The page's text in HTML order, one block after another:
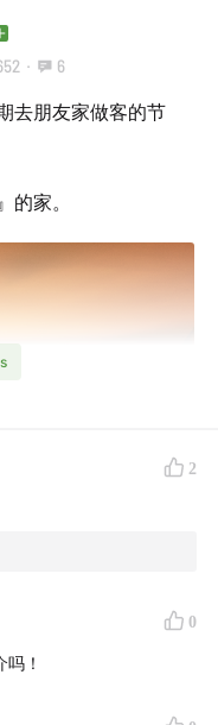
· 6
去朋友家做客的节
家。
2
0
！